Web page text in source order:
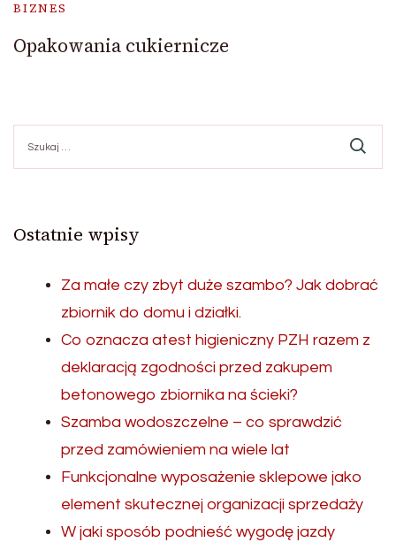
BIZNES
Opakowania cukiernicze
Ostatnie wpisy
Za małe czy zbyt duże szambo? Jak dobrać
zbiornik do domu i działki.
Co oznacza atest higieniczny PZH razem z
deklaracją zgodności przed zakupem
betonowego zbiornika na ścieki?
Szamba wodoszczelne – co sprawdzić
przed zamówieniem na wiele lat
Funkcjonalne wyposażenie sklepowe jako
element skutecznej organizacji sprzedaży
W jaki sposób podnieść wygodę jazdy